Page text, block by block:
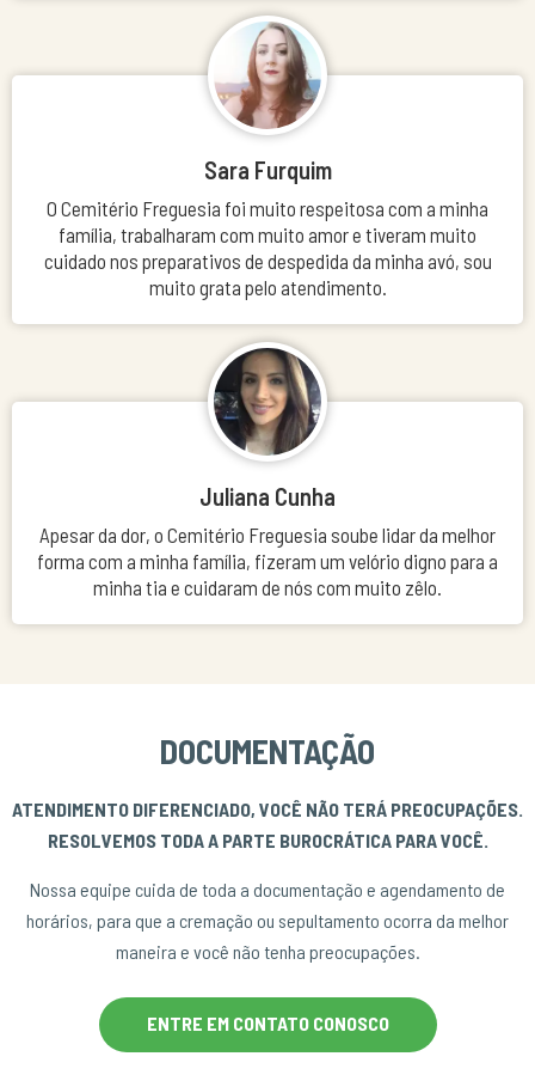
Sara Furquim
O Cemitério Freguesia foi muito respeitosa com a minha
família, trabalharam com muito amor e tiveram muito
cuidado nos preparativos de despedida da minha avó, sou
muito grata pelo atendimento.
Juliana Cunha
Apesar da dor, o Cemitério Freguesia soube lidar da melhor
forma com a minha família, fizeram um velório digno para a
minha tia e cuidaram de nós com muito zêlo.
DOCUMENTAÇÃO
ATENDIMENTO DIFERENCIADO, VOCÊ NÃO TERÁ PREOCUPAÇÕES.
RESOLVEMOS TODA A PARTE BUROCRÁTICA PARA VOCÊ.
Nossa equipe cuida de toda a documentação e agendamento de
horários, para que a cremação ou sepultamento ocorra da melhor
maneira e você não tenha preocupações.
ENTRE EM CONTATO CONOSCO